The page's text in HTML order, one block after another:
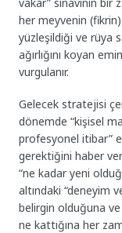
her meyvenin
yüzleşildiği ve rüya
ağırlığını koyan
vurgulanır.
Gelecek stratejisi
dönemde “kişisel
profesyonel itibar”
gerektiğini haber
“ne kadar yeni
altındaki “deneyim
belirgin olduğuna ve
ne kattığına her